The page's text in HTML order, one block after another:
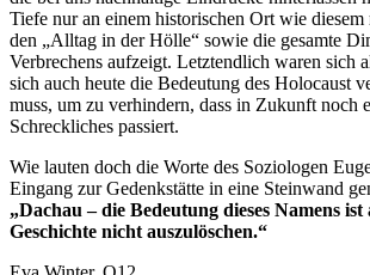
Tiefe nur an einem historischen Ort wie
den „Alltag in der Hölle“ sowie die gesamte
Verbrechens aufzeigt. Letztendlich waren sich
sich auch heute die Bedeutung des Holocaust
muss, um zu verhindern, dass in Zukunft noch
Schreckliches passiert.
Wie lauten doch die Worte des Soziologen
Eingang zur Gedenkstätte in eine Steinwand
„Dachau – die Bedeutung dieses Namens ist
Geschichte nicht auszulöschen.“